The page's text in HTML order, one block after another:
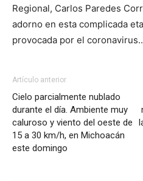
Regional, Carlos Paredes
adorno en esta complicada
provocada por el
Artículo anterior
Cielo parcialmente nublado
durante el día. Ambiente muy
caluroso y viento del oeste de
15 a 30 km/h, en Michoacán
este domingo